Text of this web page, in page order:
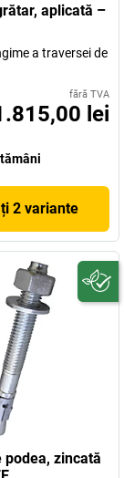
aplicată –
a traversei de
fără TVA
lei
2 variante
podea, zincată